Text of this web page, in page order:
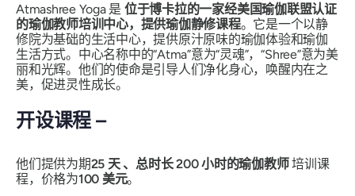
Atmashree Yoga 是 位于博卡拉的一家经美国瑜伽联盟认证
的瑜伽教师培训中心，提供瑜伽静修课程。它是一个以静
修院为基础的生活中心，提供原汁原味的瑜伽体验和瑜伽
生活方式。中心名称中的“Atma”意为“灵魂”，“Shree”意为美
丽和光辉。他们的使命是引导人们净化身心，唤醒内在之
美，促进灵性成长。
开设课程 –
他们提供为期25 天 、总时长 200 小时的瑜伽教师培训课
程，价格为100 美元。